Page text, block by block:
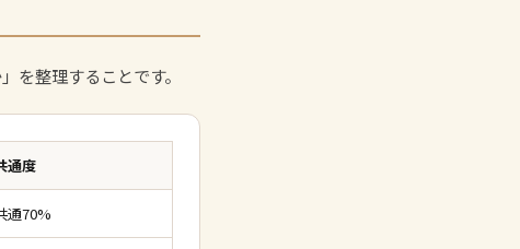
を整理することです。
通度
通70%